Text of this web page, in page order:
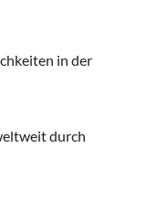
in der
durch